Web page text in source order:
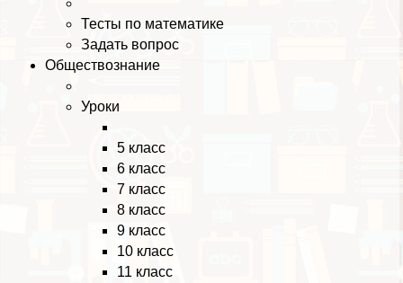
Тесты по математике
Задать вопрос
Обществознание
Уроки
5 класс
6 класс
7 класс
8 класс
9 класс
10 класс
11 класс